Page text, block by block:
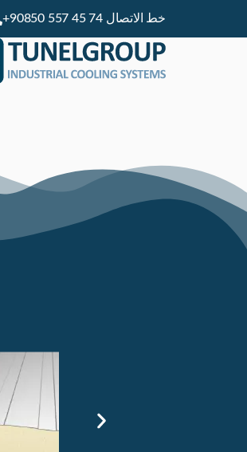
خط الاتصال ‎+90850 557 45 74